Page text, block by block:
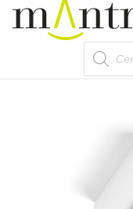
Products
search